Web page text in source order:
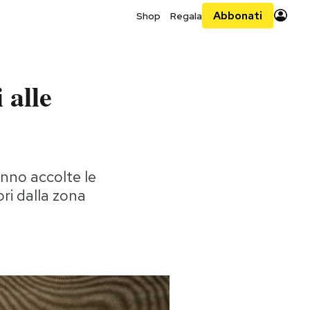
Shop Regala Abbonati
alle
accolte le
dalla zona